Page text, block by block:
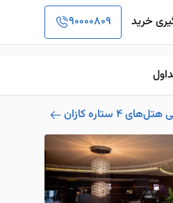
خرید 90000809
4 ستاره کازان